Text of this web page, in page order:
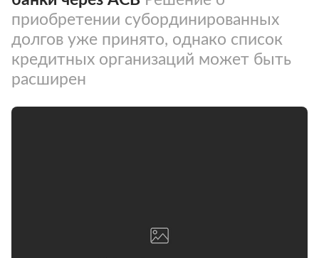
приобретении субординированных
долгов уже принято, однако список
кредитных организаций может быть
расширен